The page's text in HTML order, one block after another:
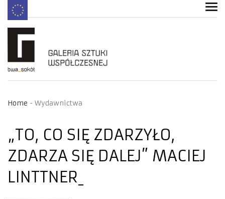
Home Wydawnictwa
„TO, CO SIĘ ZDARZYŁO,
ZDARZA SIĘ DALEJ” MACIEJ
LINTTNER